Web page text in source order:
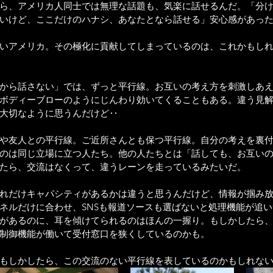
、アメリカ人同士では無理な話題も、気楽に話せるんだ。「分
けど、ここだけのハナシ、あなたとなら話せる」安心感があっ
アメリカ。その極化に貢献してしまっているのは、これかもし
ら話さない」では、ずっと平行線。お互いの考え方を刺激しあ
ディーブローのようにじんわり効いてくることもある。違う見
切なように思うんだけど‥
友人との平行線。ご近所さんとも保つ平行線。自分の考えを裏
は同じ立場に立つ人たち。他の人たちとは「話しても、お互い
ら、交流はなくって、違うレーンを走っているみたいだ。
だけキャパシティがあるかは違うと思うんだけど、情報が掴み
ルだけに合わせ、SNSも報道ソースも選ばないと処理機能が追
あるのに、耳を傾けてられるのはほんの一握り。もしかしたら
御機能が働いて受付窓口を狭くしているのかも。
しかしたら、この交流のない平行線を表しているのかもしれな